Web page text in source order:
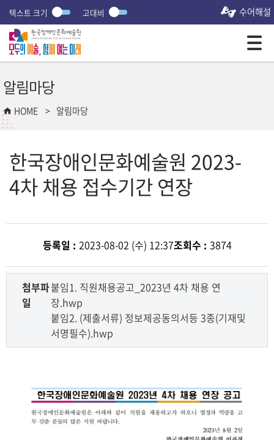
텍스트 크기 고대비 수어해설
알림마당
HOME 알림마당
한국장애인문화예술원 2023-
4차 채용 접수기간 연장
등록일 : 2023-08-02 (수) 12:37조회수 : 3874
첨부파
일
붙임1. 직원채용공고_2023년 4차 채용 연
장.hwp
붙임2. (제출서류) 정보제공동의서등 3종(기재및
서명필수).hwp